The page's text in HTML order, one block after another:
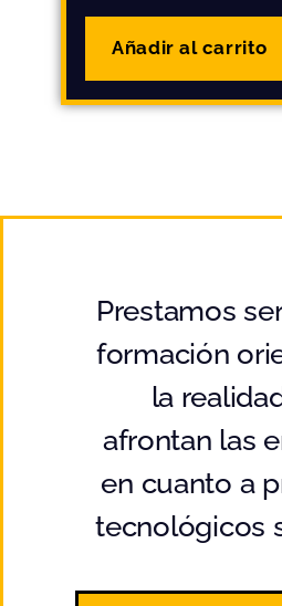
Añadir al carrito
Prestamos
formación
la
afrontan las
en cuanto a
tecnológicos